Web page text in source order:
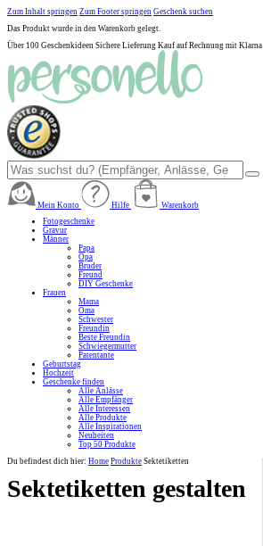
Zum Inhalt springen Zum Footer springen Geschenk suchen
Das Produkt wurde in den Warenkorb gelegt.
Über 100 Geschenkideen Sichere Lieferung Kauf auf Rechnung mit Klarna
Mein Konto Hilfe
Warenkorb
Fotogeschenke
Gravur
Männer
Papa
Opa
Bruder
Freund
DIY Geschenke
Frauen
Mama
Oma
Schwester
Freundin
Beste Freundin
Schwiegermutter
Patentante
Geburtstag
Hochzeit
Geschenke finden
Alle Anlässe
Alle Empfänger
Alle Interessen
Alle Produkte
Alle Inspirationen
Neuheiten
Top 50 Produkte
Du befindest dich hier: Home Produkte Sektetiketten
Sektetiketten gestalten